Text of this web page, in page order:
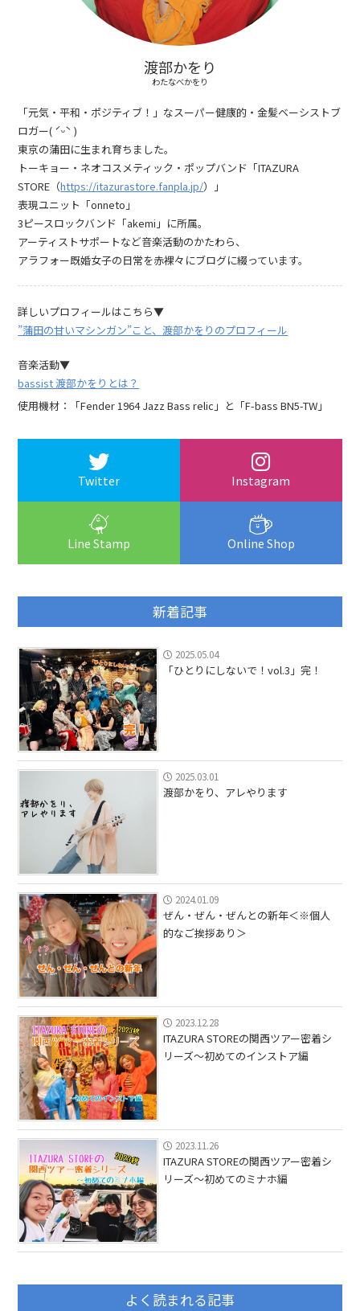
渡部かをり
わたなべかをり
「元気・平和・ポジティブ！」なスーパー健康的・金髪ベーシストブ
ロガー( ˊᵕˋ )
東京の蒲田に生まれ育ちました。
トーキョー・ネオコスメティック・ポップバンド「ITAZURA
STORE（https://itazurastore.fanpla.jp/）」
表現ユニット「onneto」
3ピースロックバンド「akemi」に所属。
アーティストサポートなど音楽活動のかたわら、
アラフォー既婚女子の日常を赤裸々にブログに綴っています。
詳しいプロフィールはこちら▼
”蒲田の甘いマシンガン”こと、渡部かをりのプロフィール
音楽活動▼
bassist 渡部かをりとは？
使用機材：「Fender 1964 Jazz Bass relic」と「F-bass BN5-TW」
Twitter Instagram
Line Stamp Online Shop
新着記事
2025.05.04
「ひとりにしないで！vol.3」完！
2025.03.01
渡部かをり、アレやります
2024.01.09
ぜん・ぜん・ぜんとの新年＜※個人
的なご挨拶あり＞
2023.12.28
ITAZURA STOREの関西ツアー密着シ
リーズ〜初めてのインストア編
2023.11.26
ITAZURA STOREの関西ツアー密着シ
リーズ〜初めてのミナホ編
よく読まれる記事